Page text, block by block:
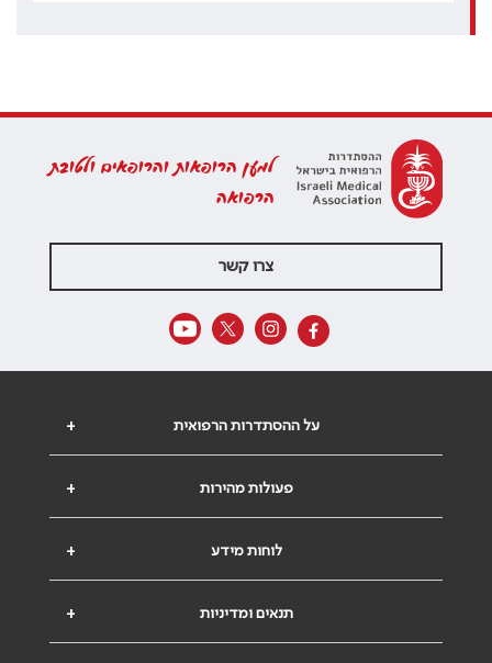
למען הרופאות והרופאים ולטובת
הרפואה
צרו קשר
+ על ההסתדרות הרפואית
+ פעולות מהירות
+ לוחות מידע
+ תנאים ומדיניות